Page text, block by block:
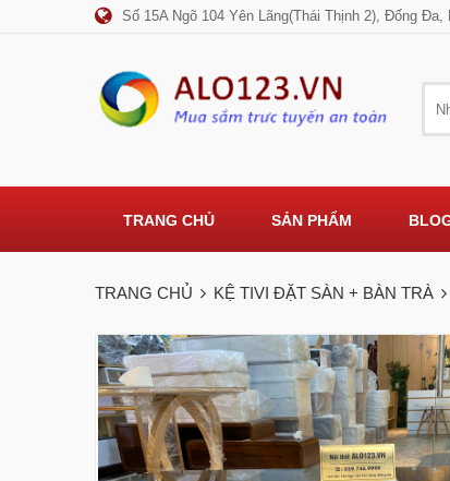
Số 15A Ngõ 104 Yên Lãng(Thái Thịnh 2), Đống Đa,
TRANG CHỦ SẢN PHẨM
TRANG CHỦ KỆ TIVI ĐẶT SÀN + BÀN TRÀ